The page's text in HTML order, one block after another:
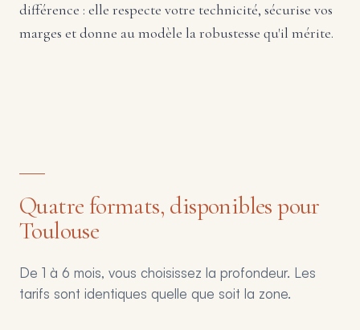
différence : elle respecte votre technicité, sécurise vos
marges et donne au modèle la robustesse qu'il mérite.
Quatre formats, disponibles pour
Toulouse
De 1 à 6 mois, vous choisissez la profondeur. Les
tarifs sont identiques quelle que soit la zone.